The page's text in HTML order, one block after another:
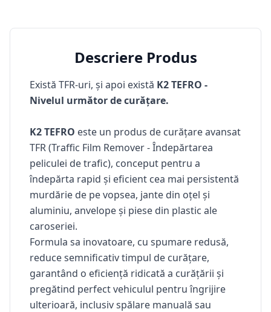
Descriere Produs
Există TFR-uri, și apoi există K2 TEFRO -
Nivelul următor de curățare.
K2 TEFRO este un produs de curățare avansat
TFR (Traffic Film Remover - Îndepărtarea
peliculei de trafic), conceput pentru a
îndepărta rapid și eficient cea mai persistentă
murdărie de pe vopsea, jante din oțel și
aluminiu, anvelope și piese din plastic ale
caroseriei.
Formula sa inovatoare, cu spumare redusă,
reduce semnificativ timpul de curățare,
garantând o eficiență ridicată a curățării și
pregătind perfect vehiculul pentru îngrijire
ulterioară, inclusiv spălare manuală sau